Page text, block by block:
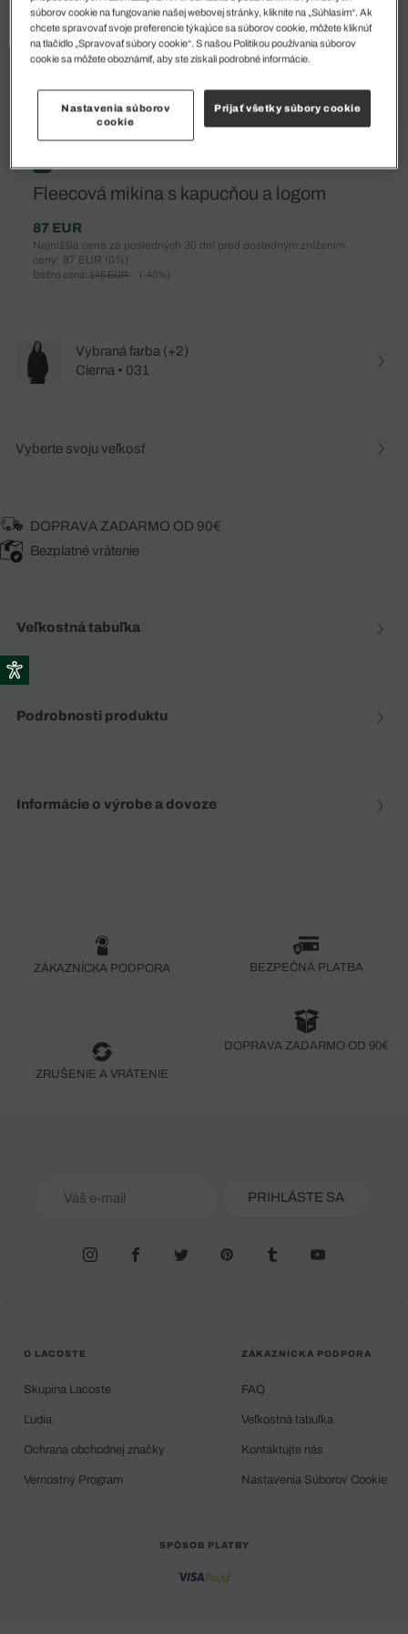
%
Fleecová mikina s kapucňou a logom
87 EUR
Najnižšia cena za posledných 30 dní pred posledným znížením
ceny: 87 EUR (0%)
Bežná cena: 145 EUR (-40%)
Vybraná farba (+2)
Cierna • 031
Vyberte svoju veľkosť
DOPRAVA ZADARMO OD 90€
Bezplatné vrátenie
Veľkostná tabuľka
Podrobnosti produktu
Informácie o výrobe a dovoze
ZÁKAZNÍCKA PODPORA BEZPEČNÁ PLATBA
ZRUŠENIE A VRÁTENIE
DOPRAVA ZADARMO OD 90€
PRIHLÁSTE SA
O LACOSTE
Skupina Lacoste
Ľudia
Ochrana obchodnej značky
Vernostný Program
ZÁKAZNÍCKA PODPORA
FAQ
Veľkostná tabuľka
Kontaktujte nás
Nastavenia Súborov Cookie
SPÔSOB PLATBY
súborov cookie na fungovanie našej webovej stránky, kliknite na „Súhlasím“. Ak
chcete spravovať svoje preferencie týkajúce sa súborov cookie, môžete kliknúť
na tlačidlo „Spravovať súbory cookie“. S našou Politikou používania súborov
cookie sa môžete oboznámiť, aby ste získali podrobné informácie.
Nastavenia súborov
cookie
Prijať všetky súbory cookie